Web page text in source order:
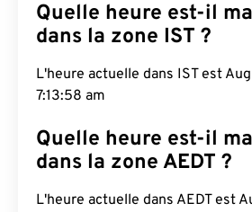
Quelle heure est-il
dans la zone IST ?
L'heure actuelle dans IST est
7:13:59 am
Quelle heure est-il
dans la zone AEDT ?
L'heure actuelle dans AEDT est